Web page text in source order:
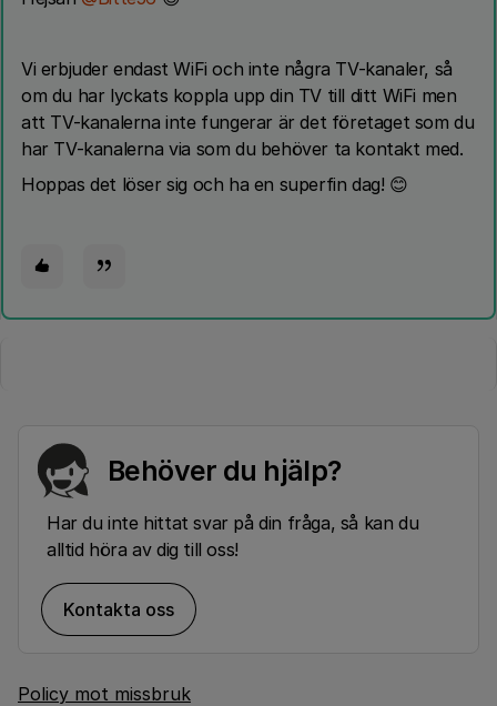
Vi erbjuder endast WiFi och inte några TV-kanaler, så
om du har lyckats koppla upp din TV till ditt WiFi men
att TV-kanalerna inte fungerar är det företaget som du
har TV-kanalerna via som du behöver ta kontakt med.
Hoppas det löser sig och ha en superfin dag! 😊
Behöver du hjälp?
Har du inte hittat svar på din fråga, så kan du
alltid höra av dig till oss!
Kontakta oss
Policy mot missbruk